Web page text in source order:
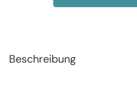
Beschreibung